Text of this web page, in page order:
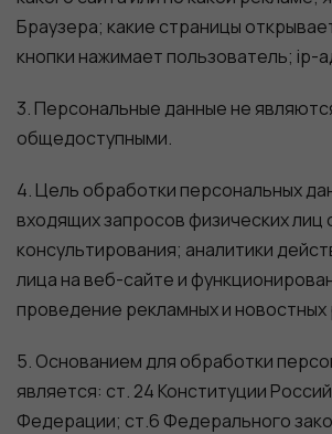
Браузера; какие страницы
кнопки нажимает пользователь; ip-
3. Персональные данные не
общедоступными.
4. Цель обработки персональных
входящих запросов физических лиц
консультирования; аналитики
лица на веб-сайте и
проведение рекламных и новостных
5. Основанием для обработки
является: ст. 24 Конституции
Федерации; ст.6 Федерального